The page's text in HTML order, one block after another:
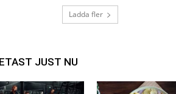
Ladda fler
JUST NU